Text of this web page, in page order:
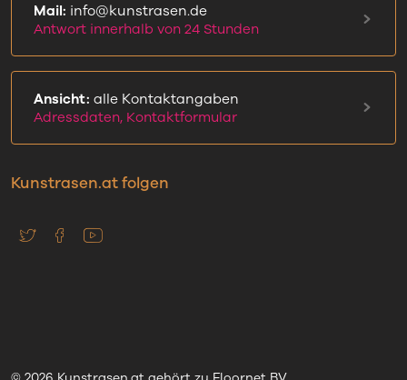
Mail: info@kunstrasen.de
Antwort innerhalb von 24 Stunden
Ansicht: alle Kontaktangaben
Adressdaten, Kontaktformular
Kunstrasen.at folgen